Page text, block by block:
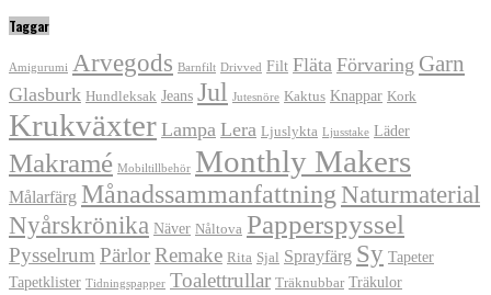
Taggar
Amigurumi Arvegods Barnfilt Drivved Filt Fläta Förvaring Garn
Glasburk Hundleksak Jeans Jul Jutesnöre Kaktus Knappar Kork
Krukväxter Lampa Lera Ljuslykta Ljusstake Läder
Makramé Mobiltillbehör Monthly Makers
Målarfärg Månadssammanfattning Naturmaterial
Nyårskrönika Näver Nåltova Papperspyssel
Pysselrum PärlorRemake Rita Sjal Sprayfärg Sy Tapeter
Tapetklister Tidningspapper Toalettrullar Träknubbar Träkulor